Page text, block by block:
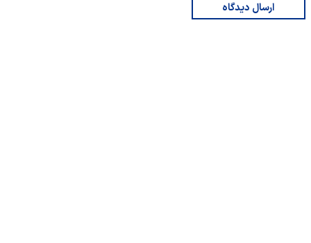
ارسال دیدگاه